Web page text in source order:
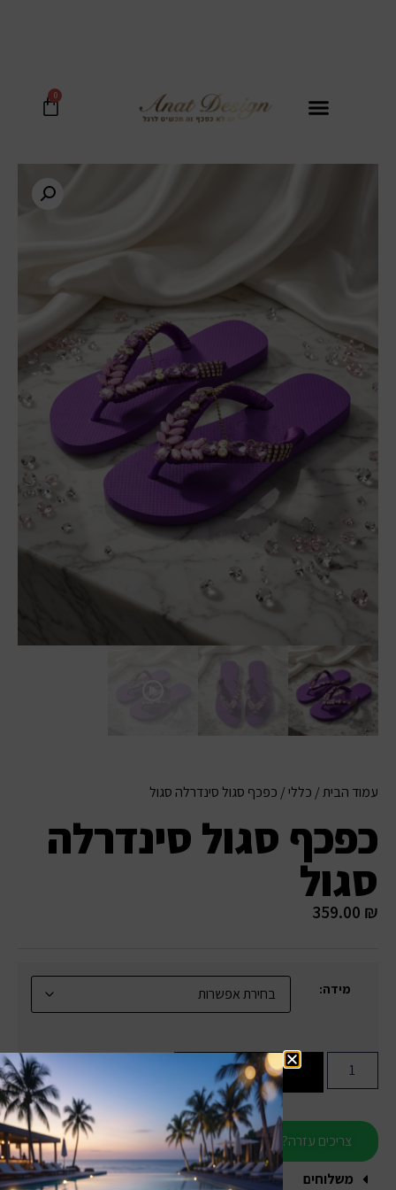
0
עמוד הבית/ כללי/ כפכף סגול סינדרלה סגול
כפכף סגול סינדרלה
סגול
359.00 ₪
מידה:
הוספה לסל
צריכים עזרה?
משלוחים